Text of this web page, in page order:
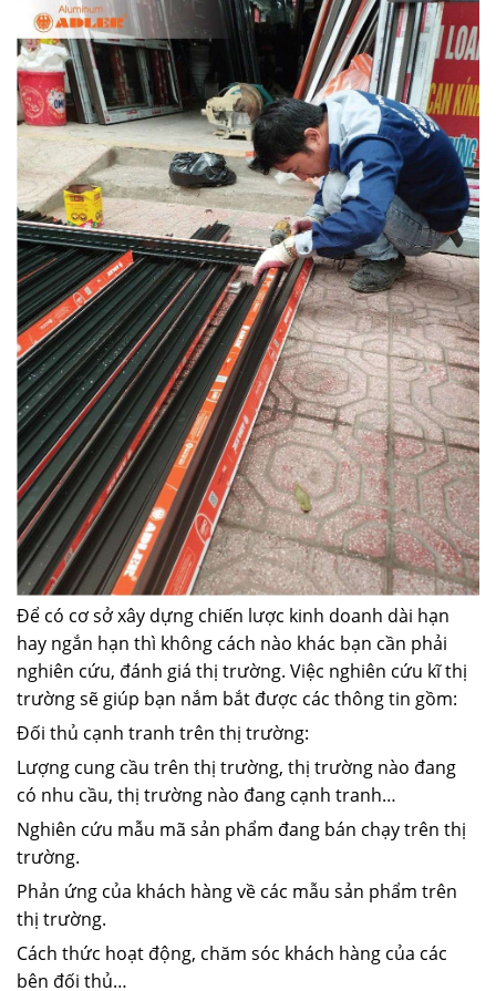
Để có cơ sở xây dựng chiến lược kinh doanh dài hạn
hay ngắn hạn thì không cách nào khác bạn cần phải
nghiên cứu, đánh giá thị trường. Việc nghiên cứu kĩ thị
trường sẽ giúp bạn nắm bắt được các thông tin gồm:
Đối thủ cạnh tranh trên thị trường:
Lượng cung cầu trên thị trường, thị trường nào đang
có nhu cầu, thị trường nào đang cạnh tranh…
Nghiên cứu mẫu mã sản phẩm đang bán chạy trên thị
trường.
Phản ứng của khách hàng về các mẫu sản phẩm trên
thị trường.
Cách thức hoạt động, chăm sóc khách hàng của các
bên đối thủ…